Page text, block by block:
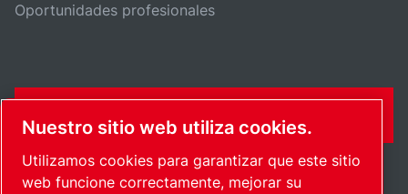
Oportunidades profesionales
Nuestro sitio web utiliza cookies.
Utilizamos cookies para garantizar que este sitio
web funcione correctamente, mejorar su